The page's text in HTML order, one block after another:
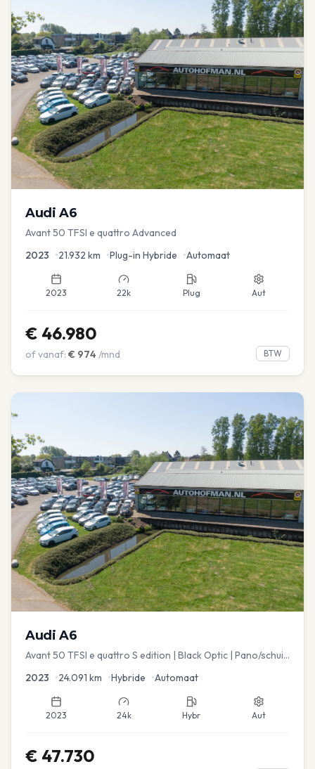
Audi A6
Avant 50 TFSI e quattro Advanced
2023 •21.932 km •Plug-in Hybride •Automaat
2023 22k Plug Aut
€ 46.980
of vanaf: € 974 /mnd BTW
Audi A6
Avant 50 TFSI e quattro S edition | Black Optic | Pano/schuif
2023 •24.091 km •Hybride •Automaat
2023 24k Hybr Aut
€ 47.730